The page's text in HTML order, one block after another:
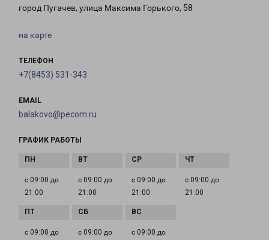
город Пугачев, улица Максима Горького, 58
на карте
ТЕЛЕФОН
+7(8453) 531-343
EMAIL
balakovo@pecom.ru
ГРАФИК РАБОТЫ
с 09:00 до
21:00
с 09:00 до
21:00
с 09:00 до
21:00
с 09:00 до
21:00
с 09:00 до
с 09:00 до
с 09:00 до